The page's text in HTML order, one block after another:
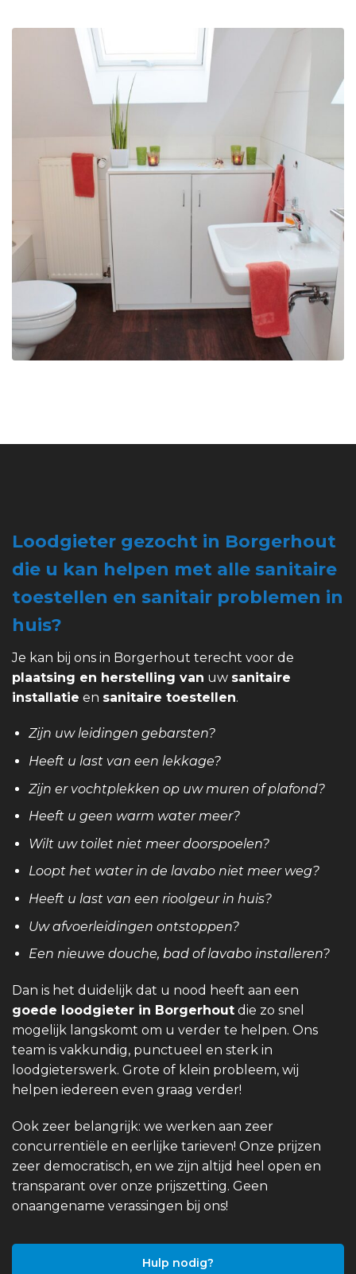
Loodgieter gezocht in Borgerhout
die u kan helpen met alle sanitaire
toestellen en sanitair problemen in
huis?
Je kan bij ons in Borgerhout terecht voor de
plaatsing en herstelling van uw sanitaire
installatie en sanitaire toestellen.
Zijn uw leidingen gebarsten?
Heeft u last van een lekkage?
Zijn er vochtplekken op uw muren of plafond?
Heeft u geen warm water meer?
Wilt uw toilet niet meer doorspoelen?
Loopt het water in de lavabo niet meer weg?
Heeft u last van een rioolgeur in huis?
Uw afvoerleidingen ontstoppen?
Een nieuwe douche, bad of lavabo installeren?
Dan is het duidelijk dat u nood heeft aan een
goede loodgieter in Borgerhout die zo snel
mogelijk langskomt om u verder te helpen. Ons
team is vakkundig, punctueel en sterk in
loodgieterswerk. Grote of klein probleem, wij
helpen iedereen even graag verder!
Ook zeer belangrijk: we werken aan zeer
concurrentiële en eerlijke tarieven! Onze prijzen
zeer democratisch, en we zijn altijd heel open en
transparant over onze prijszetting. Geen
onaangename verassingen bij ons!
Hulp nodig?